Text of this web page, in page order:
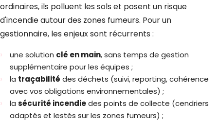
ordinaires, ils polluent les sols et posent un risque
d'incendie autour des zones fumeurs. Pour un
gestionnaire, les enjeux sont récurrents :
une solution clé en main, sans temps de gestion
supplémentaire pour les équipes ;
la traçabilité des déchets (suivi, reporting, cohérence
avec vos obligations environnementales) ;
la sécurité incendiedes points de collecte (cendriers
adaptés et lestés sur les zones fumeurs) ;